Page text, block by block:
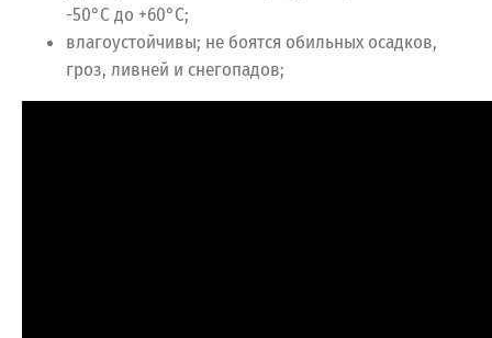
-50°С до +60°С;
влагоустойчивы; не боятся обильных осадков,
гроз, ливней и снегопадов;